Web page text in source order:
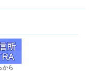
から